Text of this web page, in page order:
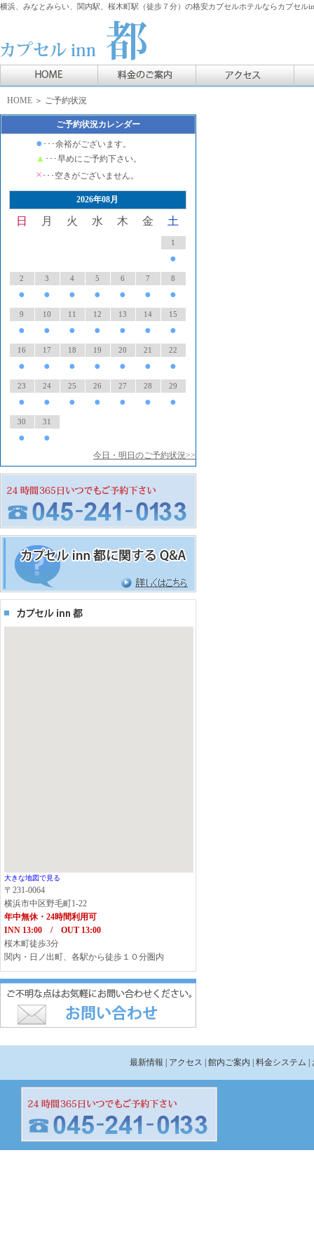
横浜、みなとみらい、関内駅、桜木町駅（徒歩７分）の格安カプセルホテルならカプセル
HOME ＞ ご予約状況
ご予約状況カレンダー
● ･･･余裕がございます。
▲ ･･･早めにご予約下さい。
× ･･･空きがございません。
2026年08月
日 月 火 水 木 金 土
1
●
2
●
3
●
4
●
5
●
6
●
7
●
8
●
9
●
10
●
11
●
12
●
13
●
14
●
15
●
16
●
17
●
18
●
19
●
20
●
21
●
22
●
23
●
24
●
25
●
26
●
27
●
28
●
29
●
30
●
31
●
今日・明日のご予約状況>>
大きな地図で見る
〒231-0064
横浜市中区野毛町1-22
年中無休・24時間利用可
INN 13:00 / OUT 13:00
桜木町徒歩3分
関内・日ノ出町、各駅から徒歩１０分圏内
最新情報 | アクセス | 館内ご案内 | 料金システム